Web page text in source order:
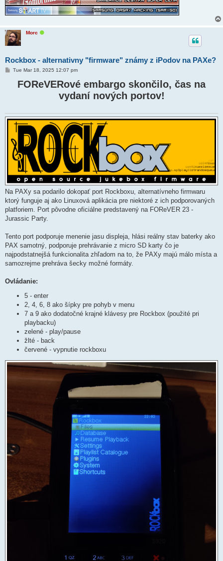
Morc
n
e
Rockbox - alternativny "firmware" známy z iPodov na PAXe?
PTue Mar 18, 2025 12:07 pm
FOReVERové embargo skončilo, čas na
vydaní nových portov!
Na PAXy sa podarilo dokopať port Rockboxu, alternatívneho firmwaru
ktorý funguje aj ako Linuxová aplikácia pre niektoré z ich podporovaných
platforiem. Port pôvodne oficiálne predstavený na FOReVER 23 -
Jurassic Party.
Tento port podporuje menenie jasu displeja, hlási reálny stav baterky ako
PAX samotný, podporuje prehrávanie z micro SD karty čo je
najpodstatnejšá funkcionalita zhľadom na to, že PAXy majú málo místa a
samozrejme prehráva šecky možné formáty.
Ovládanie:
5 - enter
2, 4, 6, 8 ako šípky pre pohyb v menu
7 a 9 ako dodatočné krajné klávesy pre Rockbox (použité pri
playbacku)
zelené - play/pause
žlté - back
červené - vypnutie rockboxu